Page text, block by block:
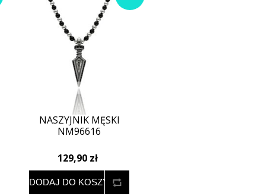
NASZYJNIK MĘSKI
NM96616
129,90 zł